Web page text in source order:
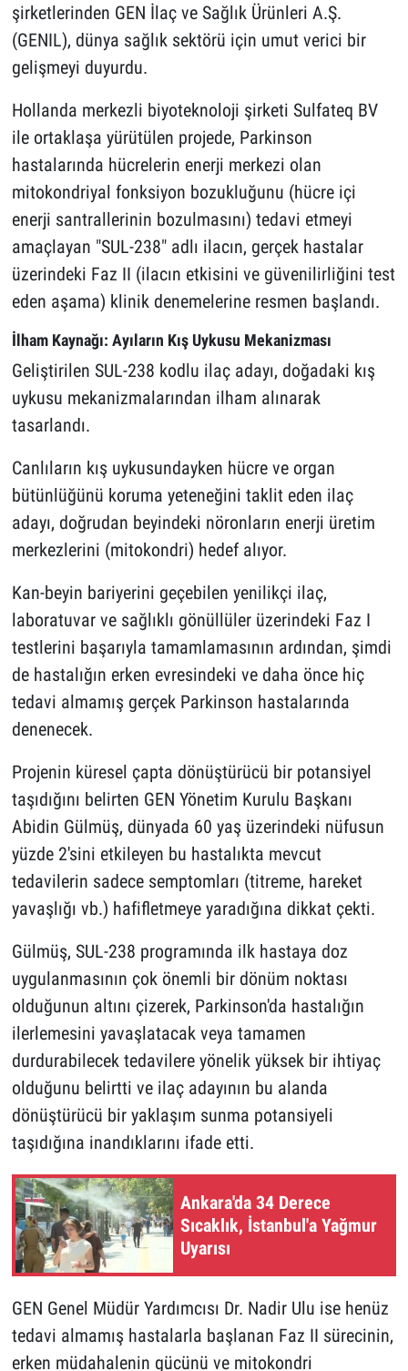
şirketlerinden GEN İlaç ve Sağlık Ürünleri A.Ş.
(GENIL), dünya sağlık sektörü için umut verici bir
gelişmeyi duyurdu.
Hollanda merkezli biyoteknoloji şirketi Sulfateq BV
ile ortaklaşa yürütülen projede, Parkinson
hastalarında hücrelerin enerji merkezi olan
mitokondriyal fonksiyon bozukluğunu (hücre içi
enerji santrallerinin bozulmasını) tedavi etmeyi
amaçlayan "SUL-238" adlı ilacın, gerçek hastalar
üzerindeki Faz II (ilacın etkisini ve güvenilirliğini test
eden aşama) klinik denemelerine resmen başlandı.
İlham Kaynağı: Ayıların Kış Uykusu Mekanizması
Geliştirilen SUL-238 kodlu ilaç adayı, doğadaki kış
uykusu mekanizmalarından ilham alınarak
tasarlandı.
Canlıların kış uykusundayken hücre ve organ
bütünlüğünü koruma yeteneğini taklit eden ilaç
adayı, doğrudan beyindeki nöronların enerji üretim
merkezlerini (mitokondri) hedef alıyor.
Kan-beyin bariyerini geçebilen yenilikçi ilaç,
laboratuvar ve sağlıklı gönüllüler üzerindeki Faz I
testlerini başarıyla tamamlamasının ardından, şimdi
de hastalığın erken evresindeki ve daha önce hiç
tedavi almamış gerçek Parkinson hastalarında
denenecek.
Projenin küresel çapta dönüştürücü bir potansiyel
taşıdığını belirten GEN Yönetim Kurulu Başkanı
Abidin Gülmüş, dünyada 60 yaş üzerindeki nüfusun
yüzde 2'sini etkileyen bu hastalıkta mevcut
tedavilerin sadece semptomları (titreme, hareket
yavaşlığı vb.) hafifletmeye yaradığına dikkat çekti.
Gülmüş, SUL-238 programında ilk hastaya doz
uygulanmasının çok önemli bir dönüm noktası
olduğunun altını çizerek, Parkinson'da hastalığın
ilerlemesini yavaşlatacak veya tamamen
durdurabilecek tedavilere yönelik yüksek bir ihtiyaç
olduğunu belirtti ve ilaç adayının bu alanda
dönüştürücü bir yaklaşım sunma potansiyeli
taşıdığına inandıklarını ifade etti.
Ankara'da 34 Derece
Sıcaklık, İstanbul'a Yağmur
Uyarısı
GEN Genel Müdür Yardımcısı Dr. Nadir Ulu ise henüz
tedavi almamış hastalarla başlanan Faz II sürecinin,
erken müdahalenin gücünü ve mitokondri